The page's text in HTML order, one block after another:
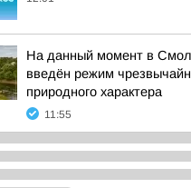
На данный момент в
введён режим
природного характера
11:55